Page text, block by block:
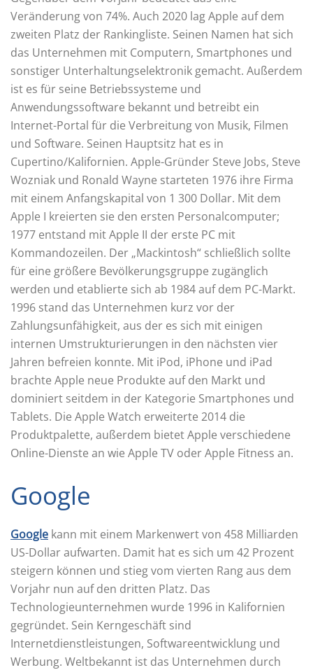
Veränderung von 74%. Auch 2020 lag Apple auf dem
zweiten Platz der Rankingliste. Seinen Namen hat sich
das Unternehmen mit Computern, Smartphones und
sonstiger Unterhaltungselektronik gemacht. Außerdem
ist es für seine Betriebssysteme und
Anwendungssoftware bekannt und betreibt ein
Internet-Portal für die Verbreitung von Musik, Filmen
und Software. Seinen Hauptsitz hat es in
Cupertino/Kalifornien. Apple-Gründer Steve Jobs, Steve
Wozniak und Ronald Wayne starteten 1976 ihre Firma
mit einem Anfangskapital von 1 300 Dollar. Mit dem
Apple I kreierten sie den ersten Personalcomputer;
1977 entstand mit Apple II der erste PC mit
Kommandozeilen. Der „Mackintosh“ schließlich sollte
für eine größere Bevölkerungsgruppe zugänglich
werden und etablierte sich ab 1984 auf dem PC-Markt.
1996 stand das Unternehmen kurz vor der
Zahlungsunfähigkeit, aus der es sich mit einigen
internen Umstrukturierungen in den nächsten vier
Jahren befreien konnte. Mit iPod, iPhone und iPad
brachte Apple neue Produkte auf den Markt und
dominiert seitdem in der Kategorie Smartphones und
Tablets. Die Apple Watch erweiterte 2014 die
Produktpalette, außerdem bietet Apple verschiedene
Online-Dienste an wie Apple TV oder Apple Fitness an.
Google
Google kann mit einem Markenwert von 458 Milliarden
US-Dollar aufwarten. Damit hat es sich um 42 Prozent
steigern können und stieg vom vierten Rang aus dem
Vorjahr nun auf den dritten Platz. Das
Technologieunternehmen wurde 1996 in Kalifornien
gegründet. Sein Kerngeschäft sind
Internetdienstleistungen, Softwareentwicklung und
Werbung. Weltbekannt ist das Unternehmen durch